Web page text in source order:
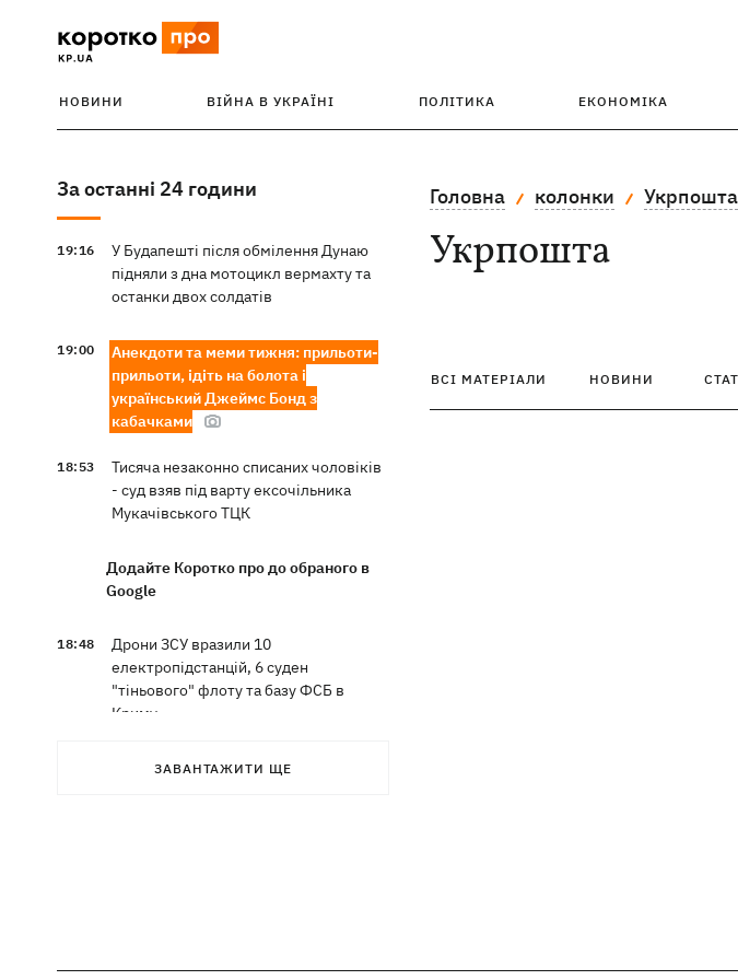
НОВИНИ ВІЙНА В УКРАЇНІ ПОЛІТИКА ЕКОНОМІКА
За останні 24 години
19:16
У Будапешті після обмілення Дунаю
підняли з дна мотоцикл вермахту та
останки двох солдатів
19:00
Анекдоти та меми тижня: прильоти-
прильоти, ідіть на болота і
український Джеймс Бонд з
кабачками
18:53
Тисяча незаконно списаних чоловіків
- суд взяв під варту ексочільника
Мукачівського ТЦК
Додайте Коротко про до обраного в
Google
18:48
Дрони ЗСУ вразили 10
електропідстанцій, 6 суден
"тіньового" флоту та базу ФСБ в
Криму
Навроцький у річницю свого
ЗАВАНТАЖИТИ ЩЕ
Головна колонки Укрпошта
Укрпошта
ВСІ МАТЕРІАЛИ НОВИНИ